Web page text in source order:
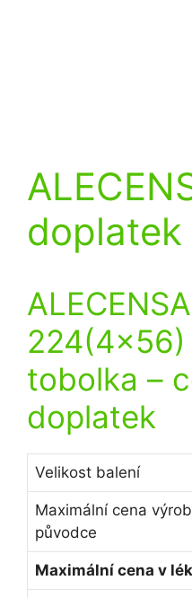
224(4×56)
tobolka –
doplatek
Velikost balení
Maximální cena
původce
Maximální cena v